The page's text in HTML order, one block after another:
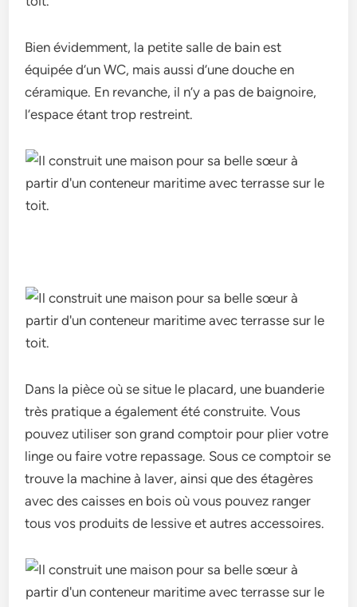
Bien évidemment, la petite salle de bain est
équipée d’un WC, mais aussi d’une douche en
céramique. En revanche, il n’y a pas de baignoire,
l’espace étant trop restreint.
Dans la pièce où se situe le placard, une buanderie
très pratique a également été construite. Vous
pouvez utiliser son grand comptoir pour plier votre
linge ou faire votre repassage. Sous ce comptoir se
trouve la machine à laver, ainsi que des étagères
avec des caisses en bois où vous pouvez ranger
tous vos produits de lessive et autres accessoires.